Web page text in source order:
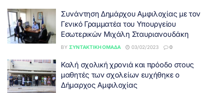
Συνάντηση Δημάρχου Αμφιλοχίας με τον
Γενικό Γραμματέα του Υπουργείου
Εσωτερικών Μιχάλη Σταυριανουδάκη
BY ΣΥΝΤΑΚΤΙΚΉ ΟΜΆΔΑ 03/02/2023 0
Καλή σχολική χρονιά και πρόοδο στους
μαθητές των σχολείων ευχήθηκε ο
Δήμαρχος Αμφιλοχίας